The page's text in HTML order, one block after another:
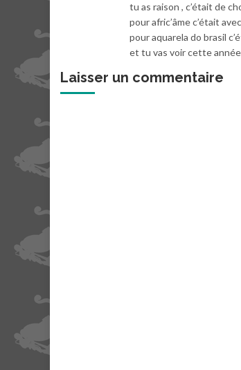
tu as raison , c’était de
pour afric’âme c’était
pour aquarela do brasil
et tu vas voir cette
Laisser un commentaire